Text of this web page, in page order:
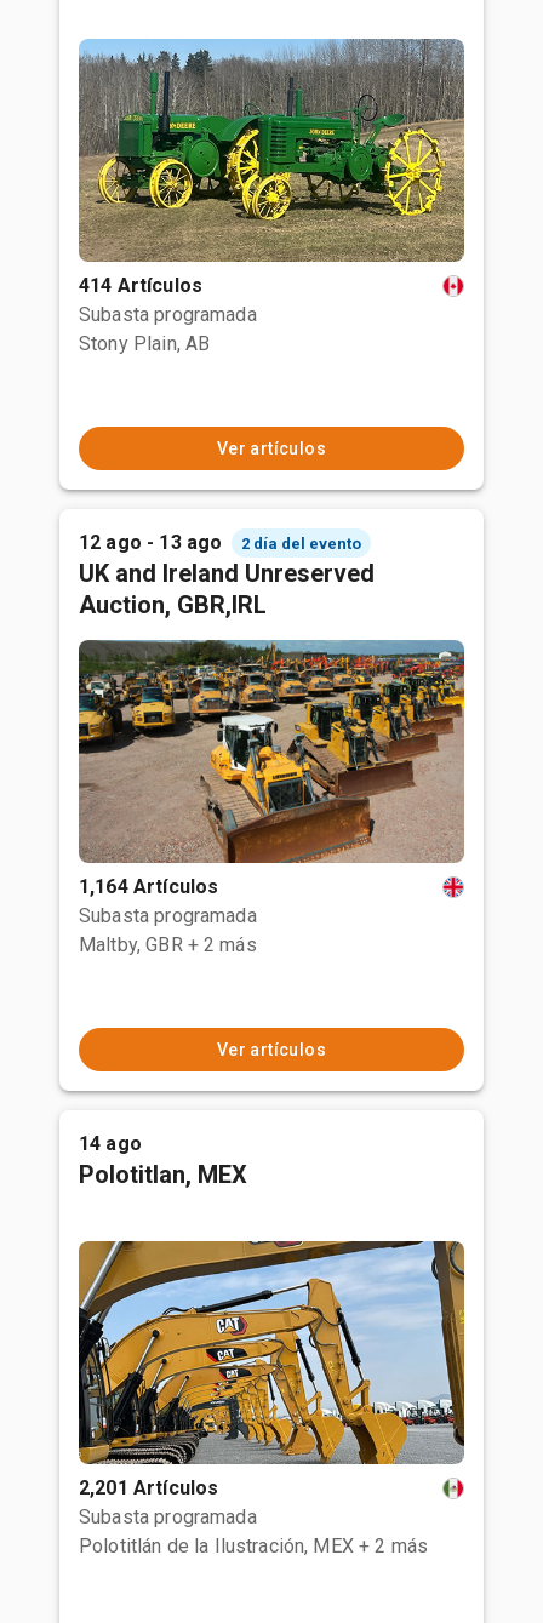
414 Artículos
Subasta programada
Stony Plain, AB
Ver artículos
12 ago - 13 ago 2 día del evento
UK and Ireland Unreserved
Auction, GBR,IRL
1,164 Artículos
Subasta programada
Maltby, GBR + 2 más
Ver artículos
14 ago
Polotitlan, MEX
2,201 Artículos
Subasta programada
Polotitlán de la Ilustración, MEX + 2 más